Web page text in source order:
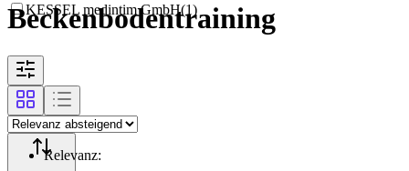
KESSEL medintim GmbH(1)
Beckenbodentraining
Relevanz: